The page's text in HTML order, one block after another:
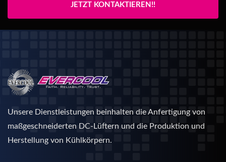
JETZT KONTAKTIEREN!!
Unsere Dienstleistungen beinhalten die Anfertigung von
maßgeschneiderten DC-Lüftern und die Produktion und
Herstellung von Kühlkörpern.